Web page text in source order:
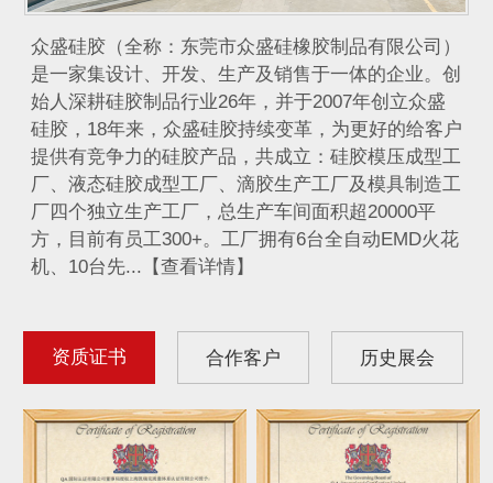
众盛硅胶（全称：东莞市众盛硅橡胶制品有限公司）
是一家集设计、开发、生产及销售于一体的企业。创
始人深耕硅胶制品行业26年，并于2007年创立众盛
硅胶，18年来，众盛硅胶持续变革，为更好的给客户
提供有竞争力的硅胶产品，共成立：硅胶模压成型工
厂、液态硅胶成型工厂、滴胶生产工厂及模具制造工
厂四个独立生产工厂，总生产车间面积超20000平
方，目前有员工300+。工厂拥有6台全自动EMD火花
机、10台先...【查看详情】
资质证书 合作客户 历史展会